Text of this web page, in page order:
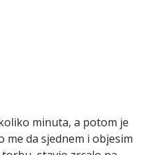
minuta, a potom je
da sjednem i objesim